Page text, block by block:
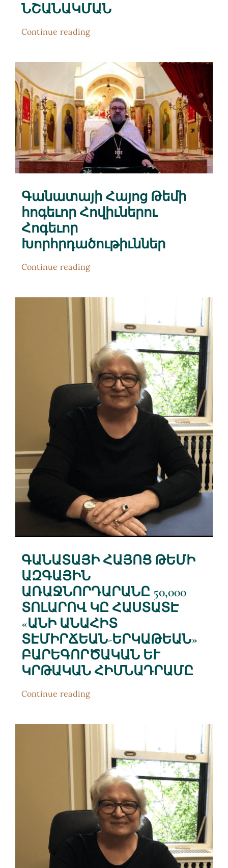
ՆՇԱՆԱԿՄԱՆ
Continue reading
Գանատայի Հայոց Թեմի
հոգեւոր Հովիւներու
Հոգեւոր
Խորհրդածութիւններ
Continue reading
ԳԱՆԱՏԱՅԻ ՀԱՅՈՑ ԹԵՄԻ
ԱԶԳԱՅԻՆ
ԱՌԱՋՆՈՐԴԱՐԱՆԸ 50,000
ՏՈԼԱՐՈՎ ԿԸ ՀԱՍՏԱՏԷ
«ԱՆԻ ԱՆԱՀԻՏ
ՏԷՄԻՐՃԵԱՆ-ԵՐԿԱԹԵԱՆ»
ԲԱՐԵԳՈՐԾԱԿԱՆ ԵՒ
ԿՐԹԱԿԱՆ ՀԻՄՆԱԴՐԱՄԸ
Continue reading